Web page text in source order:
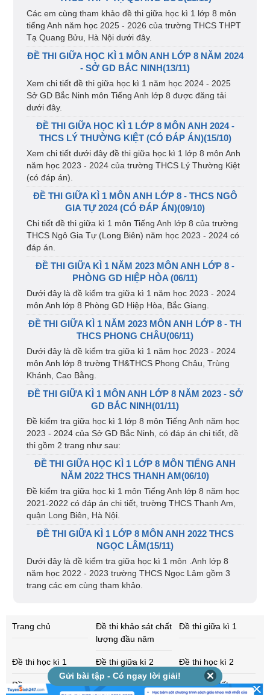
Các em cùng tham khảo đề thi giữa học kì 1 lớp 8 môn
tiếng Anh năm học 2025 - 2026 của trường THCS THPT
Tạ Quang Bửu, Hà Nội dưới đây.
ĐỀ THI GIỮA HỌC KÌ 1 MÔN ANH LỚP 8 NĂM 2024
- SỞ GD BẮC NINH(13/11)
Xem chi tiết đề thi giữa học kì 1 năm học 2024 - 2025
Sở GD Bắc Ninh môn Tiếng Anh lớp 8 được đăng tải
dưới đây.
ĐỀ THI GIỮA HỌC KÌ 1 LỚP 8 MÔN ANH 2024 -
THCS LÝ THƯỜNG KIỆT (CÓ ĐÁP ÁN)(15/10)
Xem chi tiết dưới đây đề thi giữa học kì 1 lớp 8 môn Anh
năm học 2023 - 2024 của trường THCS Lý Thường Kiệt
(có đáp án).
ĐỀ THI GIỮA KÌ 1 MÔN ANH LỚP 8 - THCS NGÔ
GIA TỰ 2024 (CÓ ĐÁP ÁN)(09/10)
Chi tiết đề thi giữa kì 1 môn Tiếng Anh lớp 8 của trường
THCS Ngô Gia Tự (Long Biên) năm học 2023 - 2024 có
đáp án.
ĐỀ THI GIỮA KÌ 1 NĂM 2023 MÔN ANH LỚP 8 -
PHÒNG GD HIỆP HÒA (06/11)
Dưới đây là đề kiểm tra giữa kì 1 năm học 2023 - 2024
môn Anh lớp 8 Phòng GD Hiệp Hòa, Bắc Giang.
ĐỀ THI GIỮA KÌ 1 NĂM 2023 MÔN ANH LỚP 8 - TH
THCS PHONG CHÂU(06/11)
Dưới đây là đề kiểm tra giữa kì 1 năm học 2023 - 2024
môn Anh lớp 8 trường TH&THCS Phong Châu, Trùng
Khánh, Cao Bằng.
ĐỀ THI GIỮA KÌ 1 MÔN ANH LỚP 8 NĂM 2023 - SỞ
GD BẮC NINH(01/11)
Đề kiểm tra giữa học kì 1 lớp 8 môn Tiếng Anh năm học
2023 - 2024 của Sở GD Bắc Ninh, có đáp án chi tiết, đề
thi gồm 2 trang như sau:
ĐỀ THI GIỮA HỌC KÌ 1 LỚP 8 MÔN TIẾNG ANH
NĂM 2022 THCS THANH AM(06/10)
Đề kiểm tra giữa học kì 1 môn Tiếng Anh lớp 8 năm học
2021-2022 có đáp án chi tiết, trường THCS Thanh Am,
quận Long Biên, Hà Nội.
ĐỀ THI GIỮA KÌ 1 LỚP 8 MÔN ANH 2022 THCS
NGỌC LÂM(15/11)
Dưới đây là đề kiểm tra giữa học kì 1 môn .Anh lớp 8
năm học 2022 - 2023 trường THCS Ngọc Lâm gồm 3
trang các em cùng tham khảo.
Trang chủ
Đề thi khảo sát chất
lượng đầu năm
Đề thi giữa kì 1
Đề thi học kì 1 Đề thi giữa kì 2 Đề thi học kì 2
Đề cương ôn tập
Đề cương ôn tập
Đề thi thử tốt
Gửi bài tập - Có ngay lời giải!